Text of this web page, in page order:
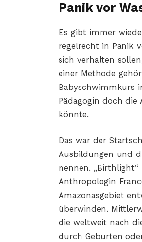
Panik vor
Es gibt immer
regelrecht in Panik
sich verhalten
einer Methode
Babyschwimmkurs
Pädagogin doch
könnte.
Das war der
Ausbildungen und
nennen.
Anthropologin
Amazonasgebiet
überwinden.
die weltweit nach
durch Geburten